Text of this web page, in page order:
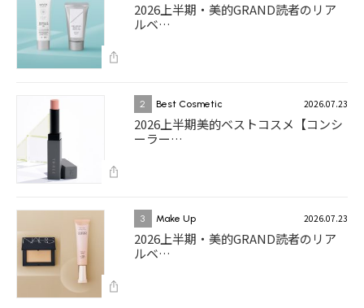
2026上半期・美的GRAND読者のリア
ルベ…
2 Best Cosmetic 2026.07.23
2026上半期美的ベストコスメ【コンシ
ーラー…
3 Make Up 2026.07.23
2026上半期・美的GRAND読者のリア
ルベ…